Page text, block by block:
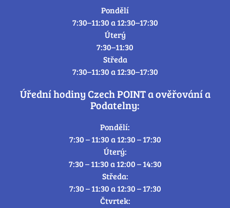
Pondělí
7:30–11:30 a 12:30–17:30
Úterý
7:30–11:30
Středa
7:30–11:30 a 12:30–17:30
Úřední hodiny Czech POINT a ověřování a
Podatelny:
Pondělí:
7:30 – 11:30 a 12:30 – 17:30
Úterý:
7:30 – 11:30 a 12:00 – 14:30
Středa:
7:30 – 11:30 a 12:30 – 17:30
Čtvrtek: